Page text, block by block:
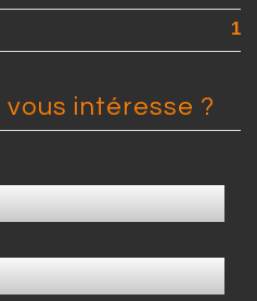
1
vous intéresse ?